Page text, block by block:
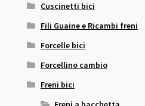
Cuscinetti bici
Fili Guaine e Ricambi freni
Forcelle bici
Forcellino cambio
Freni bici